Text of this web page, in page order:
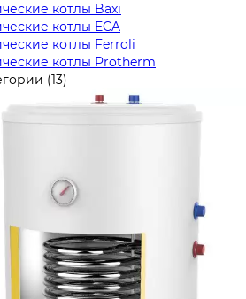
котлы Baxi
котлы ECA
котлы Ferroli
котлы Protherm
(13)